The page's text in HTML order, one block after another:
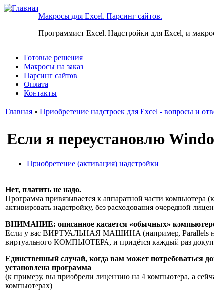
Макросы для Excel. Парсинг сайтов.
Программист Excel. Надстройки для Excel, и
Готовые решения
Макросы на заказ
Парсинг сайтов
Оплата
Контакты
Главная » Приобретение надстроек для Excel - вопросы и
Если я переустановлю
Приобретение (активация) надстройки
Нет, платить не надо.
Программа привязывается к аппаратной части компьютера
активировать надстройку, без расходования очередной
ВНИМАНИЕ: описанное касается «обычных»
Если у вас ВИРТУАЛЬНАЯ МАШИНА (например, Parallels на
виртуального КОМПЬЮТЕРА, и придётся каждый раз
Единственный случай, когда вам может потребоваться
установлена программа
(к примеру, вы приобрели лицензию на 4 компьютера, а
компьютерах)